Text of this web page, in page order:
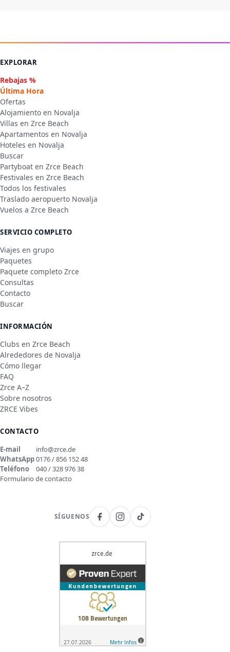
EXPLORAR
Rebajas %
Última Hora
Ofertas
Alojamiento en Novalja
Villas en Zrce Beach
Apartamentos en Novalja
Hoteles en Novalja
Buscar
Partyboat en Zrce Beach
Festivales en Zrce Beach
Todos los festivales
Traslado aeropuerto Novalja
Vuelos a Zrce Beach
SERVICIO COMPLETO
Viajes en grupo
Paquetes
Paquete completo Zrce
Consultas
Contacto
Buscar
INFORMACIÓN
Clubs en Zrce Beach
Alrededores de Novalja
Cómo llegar
FAQ
Zrce A–Z
Sobre nosotros
ZRCE Vibes
CONTACTO
E-mail
info@zrce.de
WhatsApp0176 / 856 152 48
Teléfono
040 / 328 976 38
Formulario de contacto
SÍGUENOS